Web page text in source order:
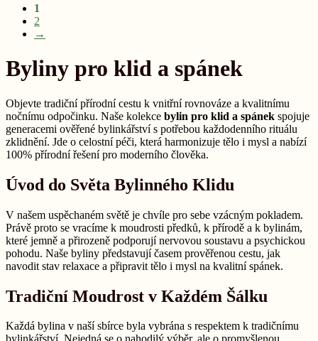
Seřazeno
podle
oblíbenosti
1
2
→
Byliny pro klid a spánek
Objevte tradiční přírodní cestu k vnitřní rovnováze a kvalitnímu
nočnímu odpočinku. Naše kolekce bylin pro klid a spánek spojuje
generacemi ověřené bylinkářství s potřebou každodenního rituálu
zklidnění. Jde o celostní péči, která harmonizuje tělo i mysl a nabízí
100% přírodní řešení pro moderního člověka.
Úvod do Světa Bylinného Klidu
V našem uspěchaném světě je chvíle pro sebe vzácným pokladem.
Právě proto se vracíme k moudrosti předků, k přírodě a k bylinám,
které jemně a přirozeně podporují nervovou soustavu a psychickou
pohodu. Naše byliny představují časem prověřenou cestu, jak
navodit stav relaxace a připravit tělo i mysl na kvalitní spánek.
Tradiční Moudrost v Každém Šálku
Každá bylina v naší sbírce byla vybrána s respektem k tradičnímu